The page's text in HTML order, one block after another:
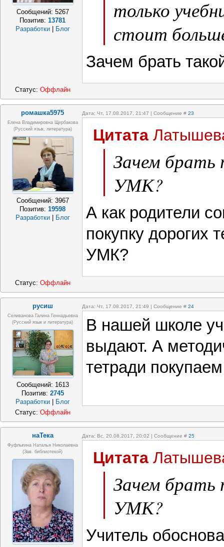
Сообщений: 5267
Позитив:13781
Разработки
Блог
только
стоит
Зачем брать
Статус: Оффлайн
ромашка5975 Дата: Чт, 17.08.2017, 21:47 | Сообщение # 23
Елена Владимировна Щербакова
(русский язык, литература)
Сообщений: 3967
Позитив:19598
Разработки
Блог
Цитата
Зачем брать
УМК?
А как родители
покупку дорогих
УМК?
Статус: Оффлайн
русиш Дата: Чт, 17.08.2017, 21:49 | Сообщение # 24
Селиванова Галина Геннадьевна
(русский язык и литература)
Сообщений: 1613
Позитив: 2745
Разработки
Блог
В нашей школе
выдают. А
тетради
Статус: Оффлайн
наТека Дата: Вс, 20.08.2017, 20:02 | Сообщение # 25
Фуфлыгина Наталья Николаевна
(зав. библиотекой)
Цитата
Зачем брать
УМК?
Учитель